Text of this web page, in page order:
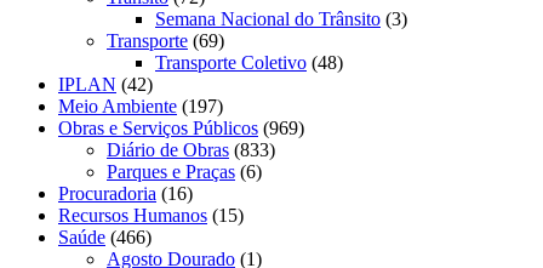
Semana Nacional do Trânsito (3)
Transporte (69)
Transporte Coletivo (48)
IPLAN (42)
Meio Ambiente (197)
Obras e Serviços Públicos (969)
Diário de Obras (833)
Parques e Praças (6)
Procuradoria (16)
Recursos Humanos (15)
Saúde (466)
Agosto Dourado (1)